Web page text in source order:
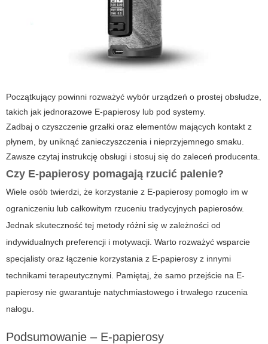
Początkujący powinni rozważyć wybór urządzeń o prostej obsłudze,
takich jak jednorazowe E-papierosy lub pod systemy.
Zadbaj o czyszczenie grzałki oraz elementów mających kontakt z
płynem, by uniknąć zanieczyszczenia i nieprzyjemnego smaku.
Zawsze czytaj instrukcję obsługi i stosuj się do zaleceń producenta.
Czy E-papierosy pomagają rzucić palenie?
Wiele osób twierdzi, że korzystanie z E-papierosy pomogło im w
ograniczeniu lub całkowitym rzuceniu tradycyjnych papierosów.
Jednak skuteczność tej metody różni się w zależności od
indywidualnych preferencji i motywacji. Warto rozważyć wsparcie
specjalisty oraz łączenie korzystania z E-papierosy z innymi
technikami terapeutycznymi. Pamiętaj, że samo przejście na E-
papierosy nie gwarantuje natychmiastowego i trwałego rzucenia
nałogu.
Podsumowanie – E-papierosy